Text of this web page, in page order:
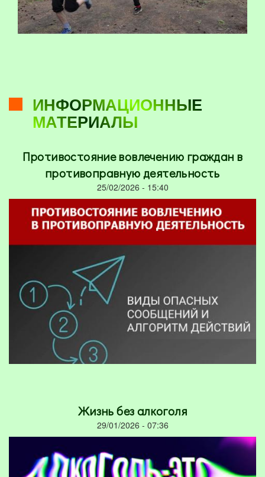
ИНФОРМАЦИОННЫЕ
МАТЕРИАЛЫ
Противостояние вовлечению граждан в
противоправную деятельность
25/02/2026 - 15:40
Жизнь без алкоголя
29/01/2026 - 07:36